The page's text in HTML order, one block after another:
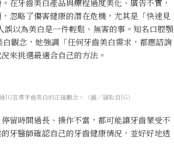
在牙齒美白產品與療程過度美化、廣告不實，
忽略了傷害健康的潛在危機，尤其是「快速見
以為美白是一件輕鬆、無害的事。知名口腔顎
觀念，她強調「任何牙齒美白需求，都應諮詢
來挑選最適合自己的方法。
宣導牙齒美白的正確觀念。（圖／擷取自IG）
留時間過長、操作不當，都可能讓牙齒蒙受不
牙醫師確認自己的牙齒健康情況，並好好地透